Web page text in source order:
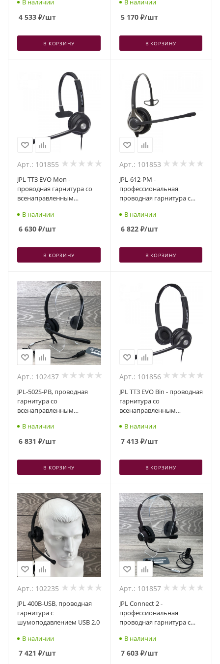
В наличии
4 533 ₽/шт
В КОРЗИНУ
разъем QD, два динамика
В наличии
5 170₽/шт
В КОРЗИНУ
Арт.: 101855
JPL TT3 EVO Mon -
проводная гарнитура со
всенаправленным
разъем QD, один динамик
В наличии
6 630 ₽/шт
В КОРЗИНУ
Арт.: 101853
JPL-612-PM -
профессиональная
проводная гарнитура с
акустической защитой,
разъем QD, один динамик
В наличии
6 822₽/шт
В КОРЗИНУ
Арт.: 102437
JPL-502S-PB, проводная
гарнитура со
всенаправленным
акустической защитой,
разъем QD, два динамика
В наличии
6 831 ₽/шт
В КОРЗИНУ
Арт.: 101856
JPL TT3 EVO Bin - проводная
гарнитура со
всенаправленным
разъем QD, два динамика
В наличии
7 413₽/шт
В КОРЗИНУ
Арт.: 102235
JPL 400B-USB, проводная
гарнитура с
шумоподавлением USB 2.0
В наличии
7 421 ₽/шт
Арт.: 101857
JPL Connect 2 -
профессиональная
проводная гарнитура с
разъем QD, два динамика
В наличии
7 603₽/шт